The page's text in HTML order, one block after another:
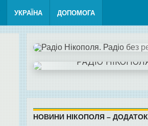
УКРАЇНА ДОПОМОГА
НОВИНИ НІКОПОЛЯ – ДОДАТОК